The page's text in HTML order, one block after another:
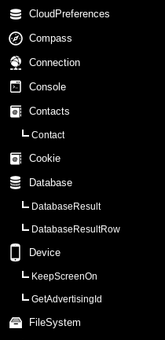
CloudPreferences
Compass
Connection
Console
Contacts
Contact
Cookie
Database
DatabaseResult
DatabaseResultRow
Device
KeepScreenOn
GetAdvertisingId
FileSystem